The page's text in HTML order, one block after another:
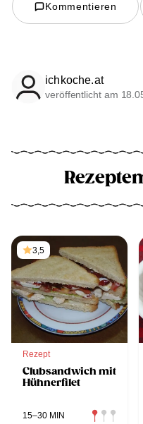
Kommentieren
ichkoche.at
veröffentlicht am
3,5
Rezept
Clubsandwich mit
Hühnerfilet
15–30 MIN